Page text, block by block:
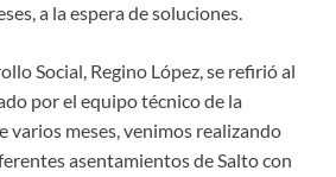
a la espera de soluciones.
Social, Regino López, se refirió al
por el equipo técnico de la
varios meses, venimos realizando
asentamientos de Salto con